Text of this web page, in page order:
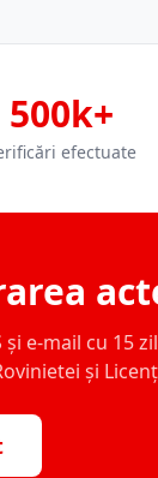
500k+
efectuate
e-mail cu 15
și